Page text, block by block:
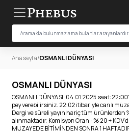
Anasayfa/OSMANLI DÜNYASI
OSMANLI DÜNYASI
OSMANLI DÜNYASI, 04.01.2025 saat:
pey verebilirsiniz. 22:02 itibariyle canlı
Dergi ve süreli yayın hariç tüm ürünlerden
alınmaktadır. Komisyon Oranı: % 20 +
MÜZAYEDE BİTİMİNDEN SONRA 1